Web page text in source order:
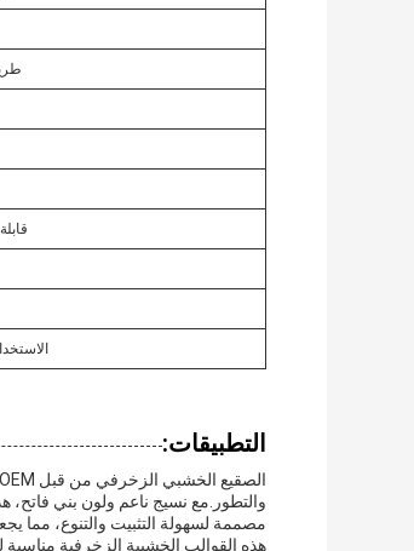
التطبيقات:
والتطور.مع نسيج ناعم ولون بني فاتح،
مصممة لسهولة التثبيت والتنوع، مما
هذه القوالب الخشبية الزخرفية مناسبة